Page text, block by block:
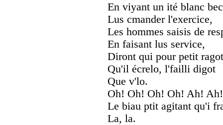
En viyant un ité blanc
Lus cmander l'exercice,
Les hommes saisis de
En faisant lus service,
Diront qui pour petit
Qu'il écrelo, l'failli digot
Que v'lo.
Oh! Oh! Oh! Oh! Ah!
Le biau ptit agitant qu'i
La, la.